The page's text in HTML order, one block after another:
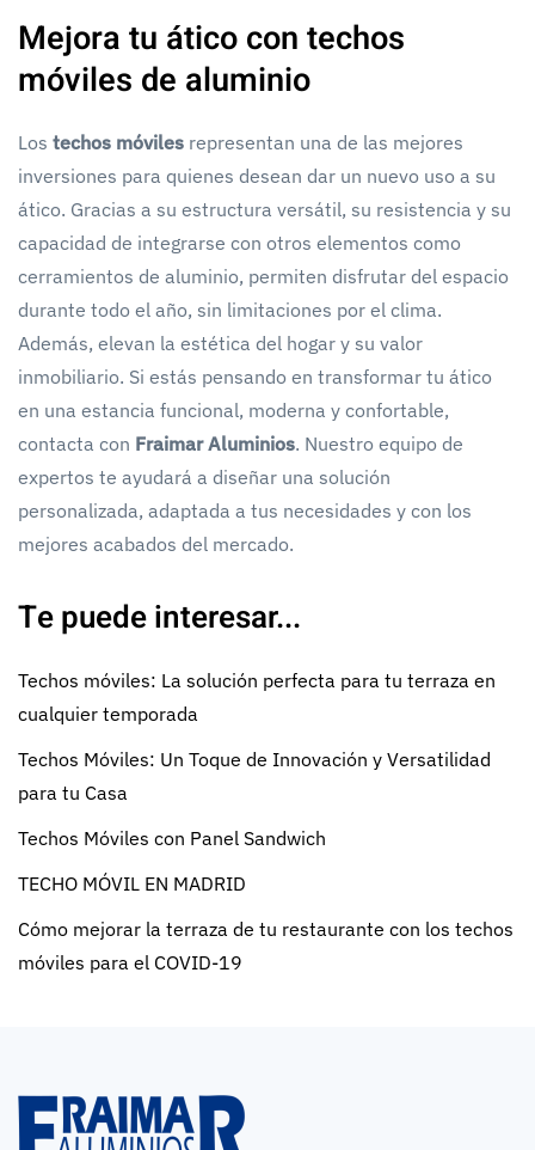
Mejora tu ático con techos
móviles de aluminio
Los techos móviles representan una de las mejores
inversiones para quienes desean dar un nuevo uso a su
ático. Gracias a su estructura versátil, su resistencia y su
capacidad de integrarse con otros elementos como
cerramientos de aluminio, permiten disfrutar del espacio
durante todo el año, sin limitaciones por el clima.
Además, elevan la estética del hogar y su valor
inmobiliario. Si estás pensando en transformar tu ático
en una estancia funcional, moderna y confortable,
contacta con Fraimar Aluminios. Nuestro equipo de
expertos te ayudará a diseñar una solución
personalizada, adaptada a tus necesidades y con los
mejores acabados del mercado.
Te puede interesar...
Techos móviles: La solución perfecta para tu terraza en
cualquier temporada
Techos Móviles: Un Toque de Innovación y Versatilidad
para tu Casa
Techos Móviles con Panel Sandwich
TECHO MÓVIL EN MADRID
Cómo mejorar la terraza de tu restaurante con los techos
móviles para el COVID-19